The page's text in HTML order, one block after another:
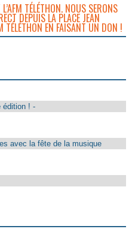
TÉLÉTHON. NOUS SERONS
DEPUIS LA PLACE JEAN
TÉLÉTHON EN FAISANT UN DON !
édition ! -
avec la fête de la musique